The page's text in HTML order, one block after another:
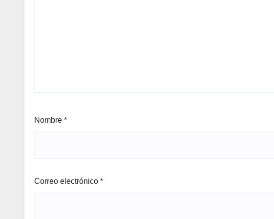
Nombre *
Correo electrónico *